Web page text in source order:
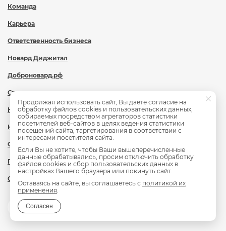
Команда
Карьера
Ответственность бизнеса
Новард Диджитал
Доброновард.рф
Статьи
Новости
Контакты
Охрана труда
Политика обработки персональных данных
Сведения об образовательной организации
Продолжая использовать сайт, Вы даете согласие на
обработку файлов cookies и пользовательских данных,
собираемых посредством агрегаторов статистики
посетителей веб-сайтов в целях ведения статистики
посещений сайта, таргетирования в соответствии с
интересами посетителя сайта.
Если Вы не хотите, чтобы Ваши вышеперечисленные
данные обрабатывались, просим отключить обработку
файлов cookies и сбор пользовательских данных в
настройках Вашего браузера или покинуть сайт.
Оставаясь на сайте, вы соглашаетесь с политикой их
применения.
Согласен